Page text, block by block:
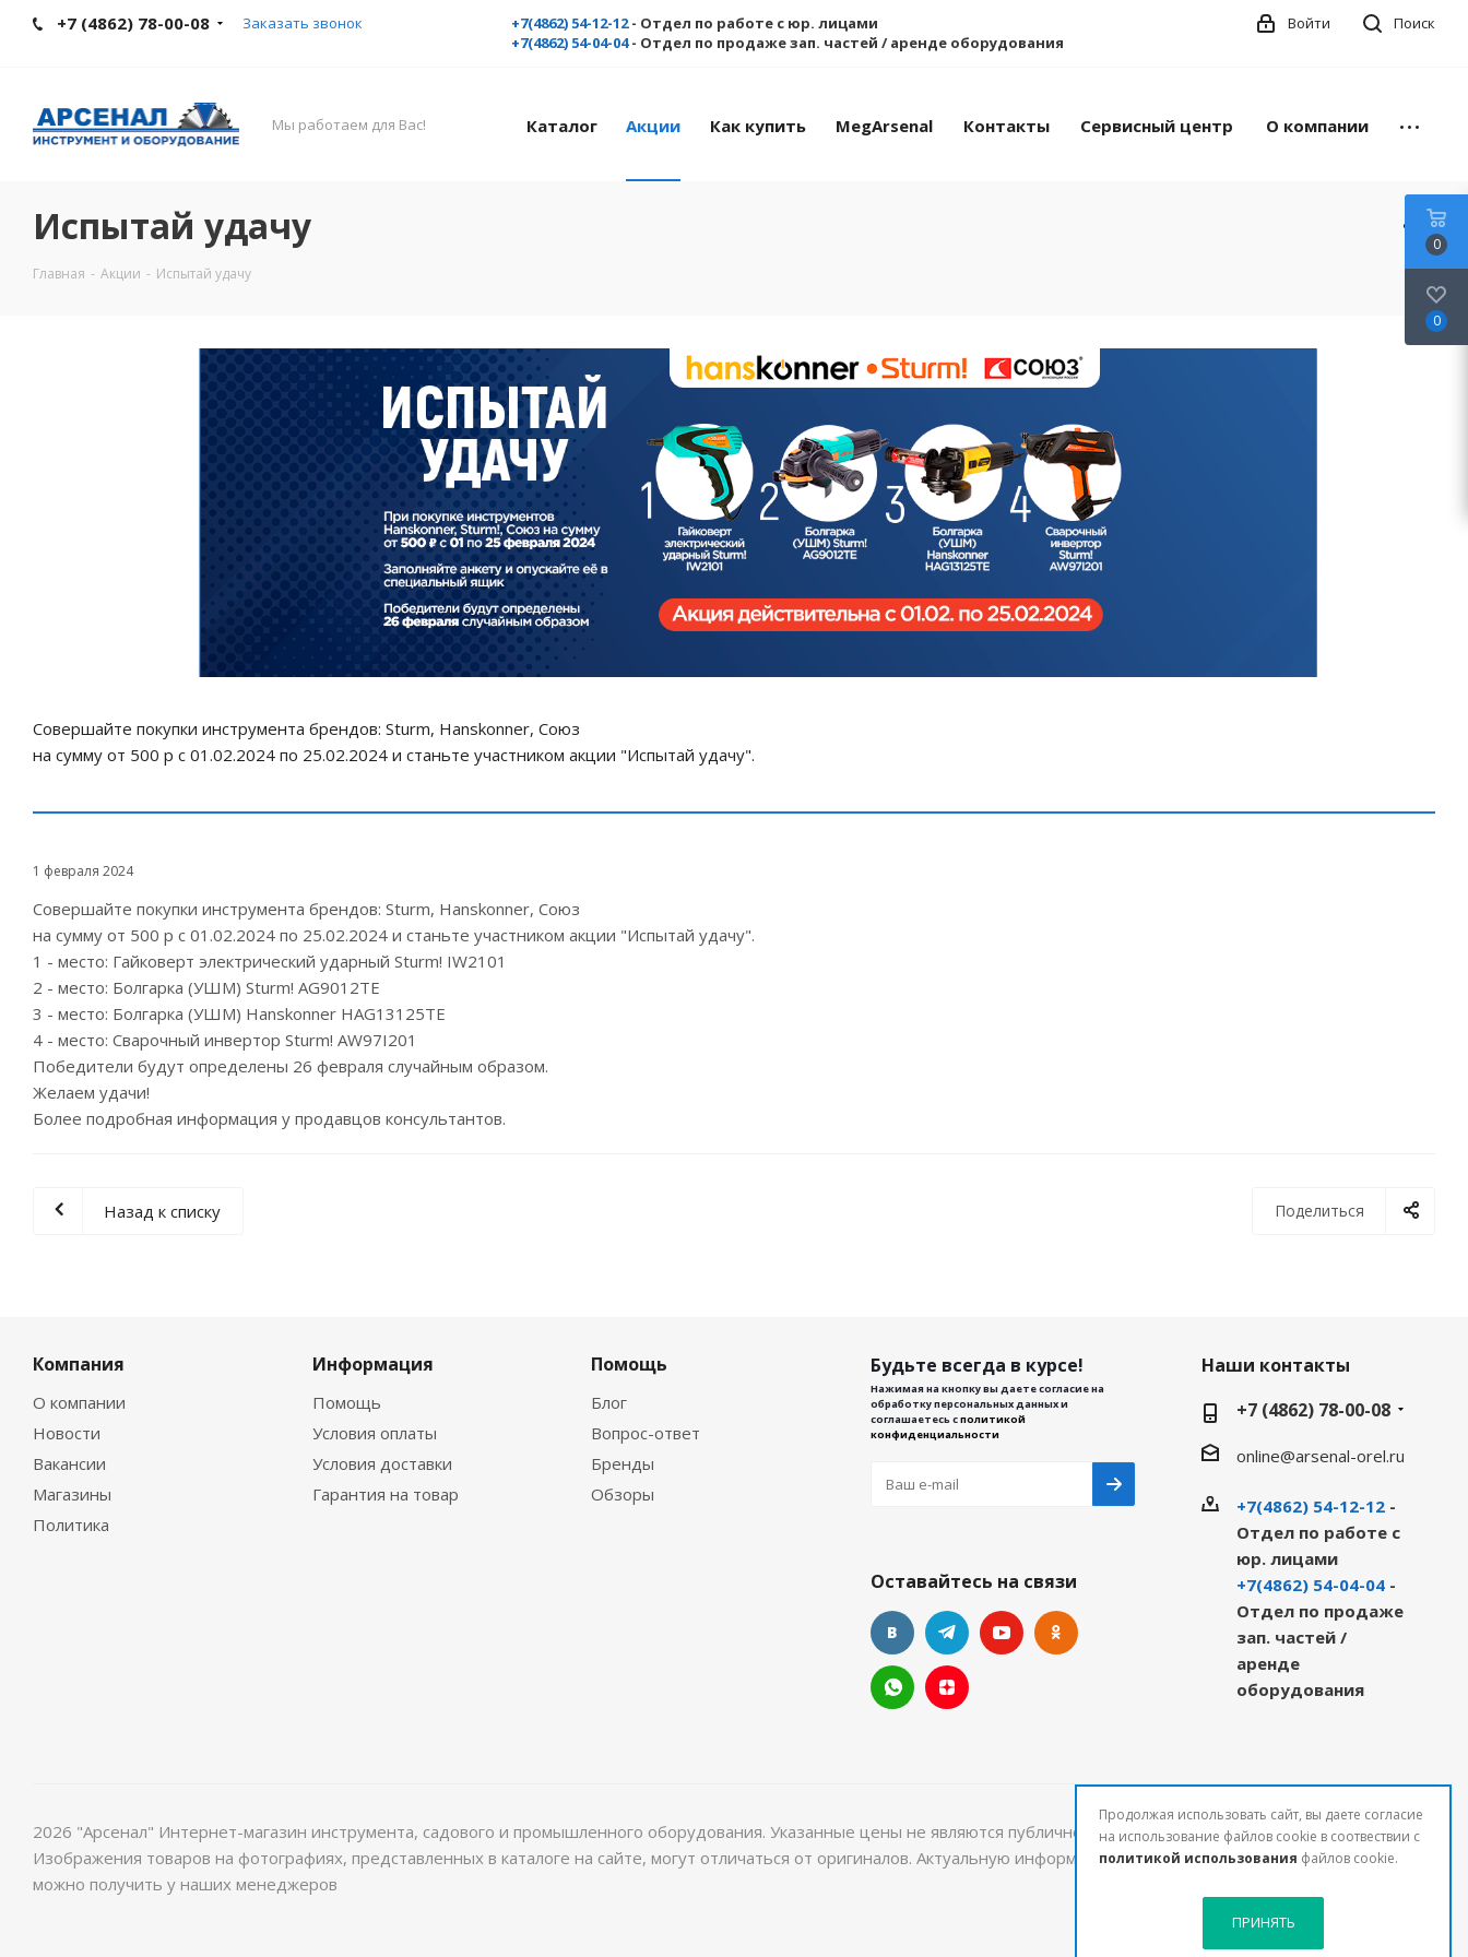
+7 (4862) 78-00-08 Заказать звонок +7(4862) 54-12-12- Отдел по работе с юр. лицами
+7(4862) 54-04-04- Отдел по продаже зап. частей / аренде оборудования
Поиск
Войти
Мы работаем для Вас! Каталог Акции Как купить MegArsenal Контакты Сервисный центр О компании
Испытай удачу
Главная - Акции - Испытай удачу
Совершайте покупки инструмента брендов: Sturm, Hanskonner, Союз
на сумму от 500 р с 01.02.2024 по 25.02.2024 и станьте участником акции "Испытай удачу".
1 февраля 2024
Совершайте покупки инструмента брендов: Sturm, Hanskonner, Союз
на сумму от 500 р с 01.02.2024 по 25.02.2024 и станьте участником акции "Испытай удачу".
1 - место: Гайковерт электрический ударный Sturm! IW2101
2 - место: Болгарка (УШМ) Sturm! AG9012TE
3 - место: Болгарка (УШМ) Hanskonner HAG13125TE
4 - место: Сварочный инвертор Sturm! AW97I201
Победители будут определены 26 февраля случайным образом.
Желаем удачи!
Более подробная информация у продавцов консультантов.
Поделиться
Назад к списку
Компания
О компании
Новости
Вакансии
Магазины
Политика
Информация
Помощь
Условия оплаты
Условия доставки
Гарантия на товар
Помощь
Блог
Вопрос-ответ
Бренды
Обзоры
Будьте всегда в курсе!
Нажимая на кнопку вы даете согласие на
обработку персональных данных и
соглашаетесь сполитикой
конфиденциальности
Оставайтесь на связи
Наши контакты
+7 (4862) 78-00-08
online@arsenal-orel.ru
+7(4862) 54-12-12-
Отдел по работе с
юр. лицами
+7(4862) 54-04-04-
Отдел по продаже
зап. частей /
аренде
оборудования
2026 "Арсенал" Интернет-магазин инструмента, садового и промышленного оборудования. Указанные цены не являются публичной офертой и могут быть изменены.
Изображения товаров на фотографиях, представленных в каталоге на сайте, могут отличаться от оригиналов. Актуальную информацию о стоимости и наличии товаров
можно получить у наших менеджеров
0
0
Продолжая использовать сайт, вы даете согласие
на использование файлов cookie в соотвествии с
политикой использования файлов cookie.
ПРИНЯТЬ